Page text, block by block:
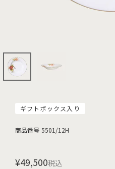
ギフトボックス入り
商品番号 5501/12H
¥49,500税込